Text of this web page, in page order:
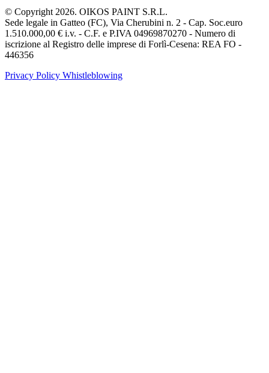
© Copyright 2026. OIKOS PAINT S.R.L.
Sede legale in Gatteo (FC), Via Cherubini n. 2 - Cap. Soc.euro
1.510.000,00 € i.v. - C.F. e P.IVA 04969870270 - Numero di
iscrizione al Registro delle imprese di Forlì-Cesena: REA FO -
446356
Privacy Policy Whistleblowing